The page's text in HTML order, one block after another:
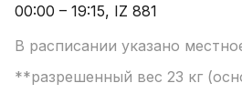
00:00 – 19:15, IZ 881
В расписании указано
**разрешенный вес 23 кг